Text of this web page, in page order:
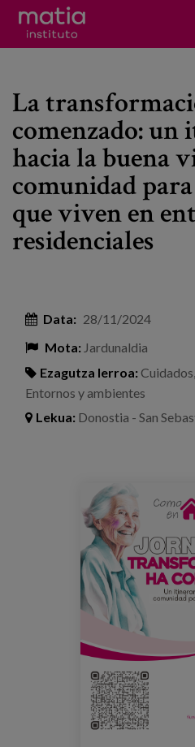
Ikerkuntza
Argitalpenak
Foroetan parte hartzea
Kontsultoretza
Prestakuntza
Bloga
Prentsa
Egizu lan gurekin
La
comenzado:
hacia la buena
comunidad
que viven en
residenciales
Data: 28/11/2024
Mota: Jardunaldia
Ezagutza lerroa:Cuidados,
Entornos y ambientes
Lekua: Donostia - San